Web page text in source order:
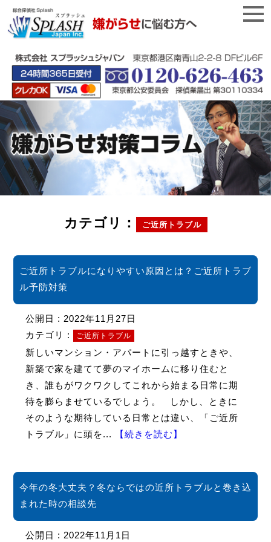
カテゴリ： ご近所トラブル
ご近所トラブルになりやすい原因とは？ご近所トラブ
ル予防対策
公開日 : 2022年11月27日
カテゴリ :
ご近所トラブル
新しいマンション・アパートに引っ越すときや、
新築で家を建てて夢のマイホームに移り住むと
き、誰もがワクワクしてこれから始まる日常に期
待を膨らませているでしょう。 しかし、ときに
そのような期待している日常とは違い、「ご近所
トラブル」に頭を...
【続きを読む】
今年の冬大丈夫？冬ならではの近所トラブルと巻き込
まれた時の相談先
公開日 : 2022年11月1日